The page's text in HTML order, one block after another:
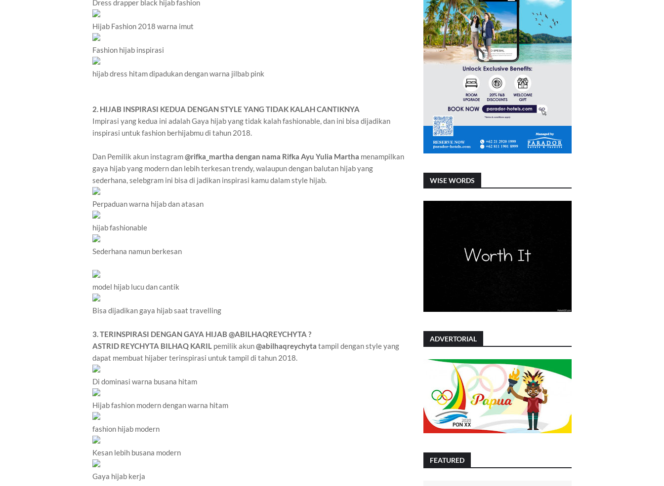
Dress drapper black hijab fashion
Hijab Fashion 2018 warna imut
Fashion hijab inspirasi
hijab dress hitam dipadukan dengan warna jilbab pink
2. HIJAB INSPIRASI KEDUA DENGAN STYLE YANG TIDAK KALAH CANTIKNYA
Impirasi yang kedua ini adalah Gaya hijab yang tidak kalah fashionable, dan ini bisa dijadikan
inspirasi untuk fashion berhijabmu di tahun 2018.
Dan Pemilik akun instagram@rifka_martha dengan nama Rifka Ayu Yulia Martha menampilkan
gaya hijab yang modern dan lebih terkesan trendy, walaupun dengan balutan hijab yang
sederhana, selebgram ini bisa di jadikan inspirasi kamu dalam style hijab.
Perpaduan warna hijab dan atasan
hijab fashionable
Sederhana namun berkesan
model hijab lucu dan cantik
Bisa dijadikan gaya hijab saat travelling
3. TERINSPIRASI DENGAN GAYA HIJAB @ABILHAQREYCHYTA ?
ASTRID REYCHYTA BILHAQ KARIL pemilik akun@abilhaqreychyta tampil dengan style yang
dapat membuat hijaber terinspirasi untuk tampil di tahun 2018.
Di dominasi warna busana hitam
Hijab fashion modern dengan warna hitam
fashion hijab modern
Kesan lebih busana modern
Gaya hijab kerja
WISE WORDS
ADVERTORIAL
FEATURED